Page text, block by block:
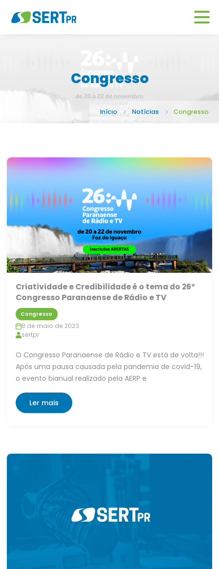
Congresso
Início Notícias Congresso
Criatividade e Credibilidade é o tema do 26º
Congresso Paranaense de Rádio e TV
Congresso
8 de maio de 2023
sertpr
O Congresso Paranaense de Rádio e TV está de volta!!!
Após uma pausa causada pela pandemia de covid-19,
o evento bianual realizado pela AERP e
Ler mais